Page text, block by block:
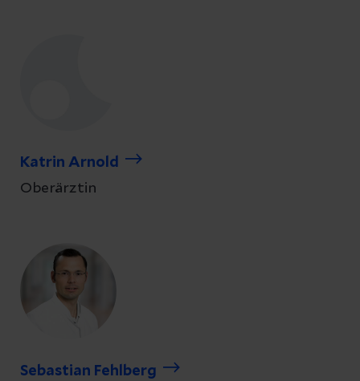
Katrin Arnold
Oberärztin
Sebastian Fehlberg